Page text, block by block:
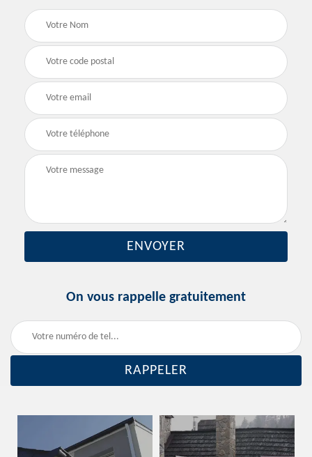
On vous rappelle gratuitement